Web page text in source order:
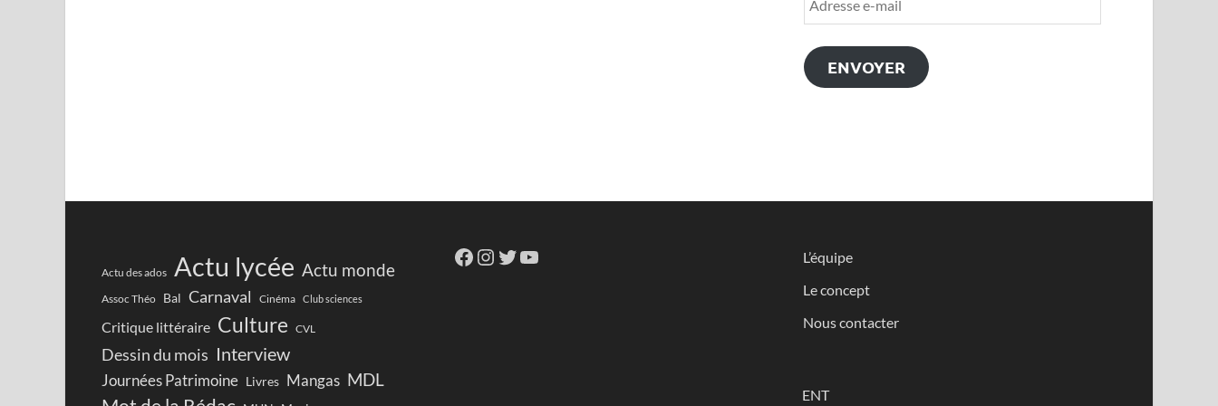
ENVOYER
Actu des ados Actu lycée Actu monde
Assoc Théo Bal Carnaval Cinéma Club sciences
Critique littéraire Culture CVL
Dessin du mois Interview
Journées Patrimoine Livres Mangas MDL
L’équipe
Le concept
Nous contacter
ENT